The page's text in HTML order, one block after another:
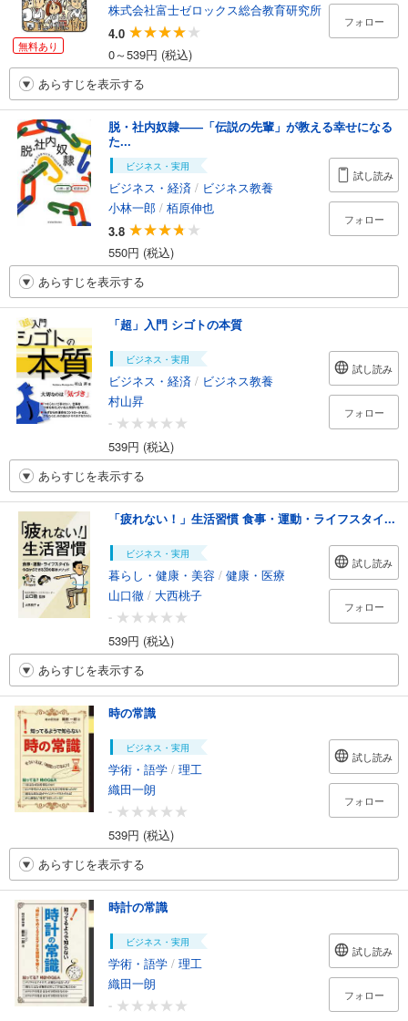
無料あり
株式会社富士ゼロックス総合教育研究所
4.0
0～539円 (税込)
フォロー
あらすじを表示する
脱・社内奴隷――「伝説の先輩」が教える幸せになる
た...
ビジネス・実用
ビジネス・経済 / ビジネス教養
小林一郎 / 栢原伸也
3.8
550円 (税込)
試し読み
フォロー
あらすじを表示する
「超」入門 シゴトの本質
ビジネス・実用
ビジネス・経済 / ビジネス教養
村山昇
-
539円 (税込)
試し読み
フォロー
あらすじを表示する
「疲れない！」生活習慣 食事・運動・ライフスタイ...
ビジネス・実用
暮らし・健康・美容 / 健康・医療
山口徹 / 大西桃子
-
539円 (税込)
試し読み
フォロー
あらすじを表示する
時の常識
ビジネス・実用
学術・語学 / 理工
織田一朗
-
539円 (税込)
試し読み
フォロー
あらすじを表示する
時計の常識
ビジネス・実用
学術・語学 / 理工
織田一朗
-
試し読み
フォロー